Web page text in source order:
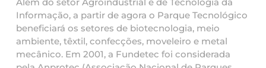
Informação, a partir de agora o Parque Tecnológico
beneficiará os setores de biotecnologia, meio
ambiente, têxtil, confecções, moveleiro e metal
mecânico. Em 2001, a Fundetec foi considerada